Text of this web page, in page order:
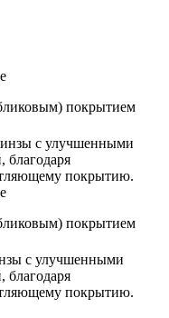
покрытием
с улучшенными
благодаря
покрытию.
покрытием
с улучшенными
благодаря
покрытию.